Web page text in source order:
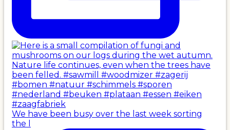
We have been busy over the last week sorting
the l